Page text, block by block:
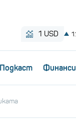
Пoдкаст Финанси